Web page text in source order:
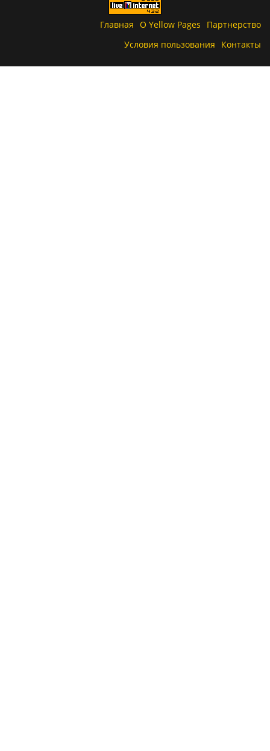
Главная О Yellow Pages
Партнерство
Условия пользования
Контакты